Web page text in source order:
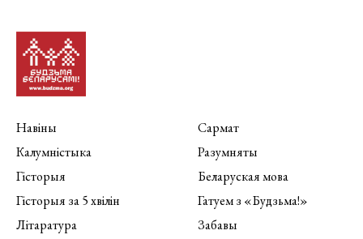
Навіны
Калумністыка
Гісторыя
Гісторыя за 5 хвілін
Літаратура
Сармат
Разумняты
Беларуская мова
Гатуем з «Будзьма!»
Забавы